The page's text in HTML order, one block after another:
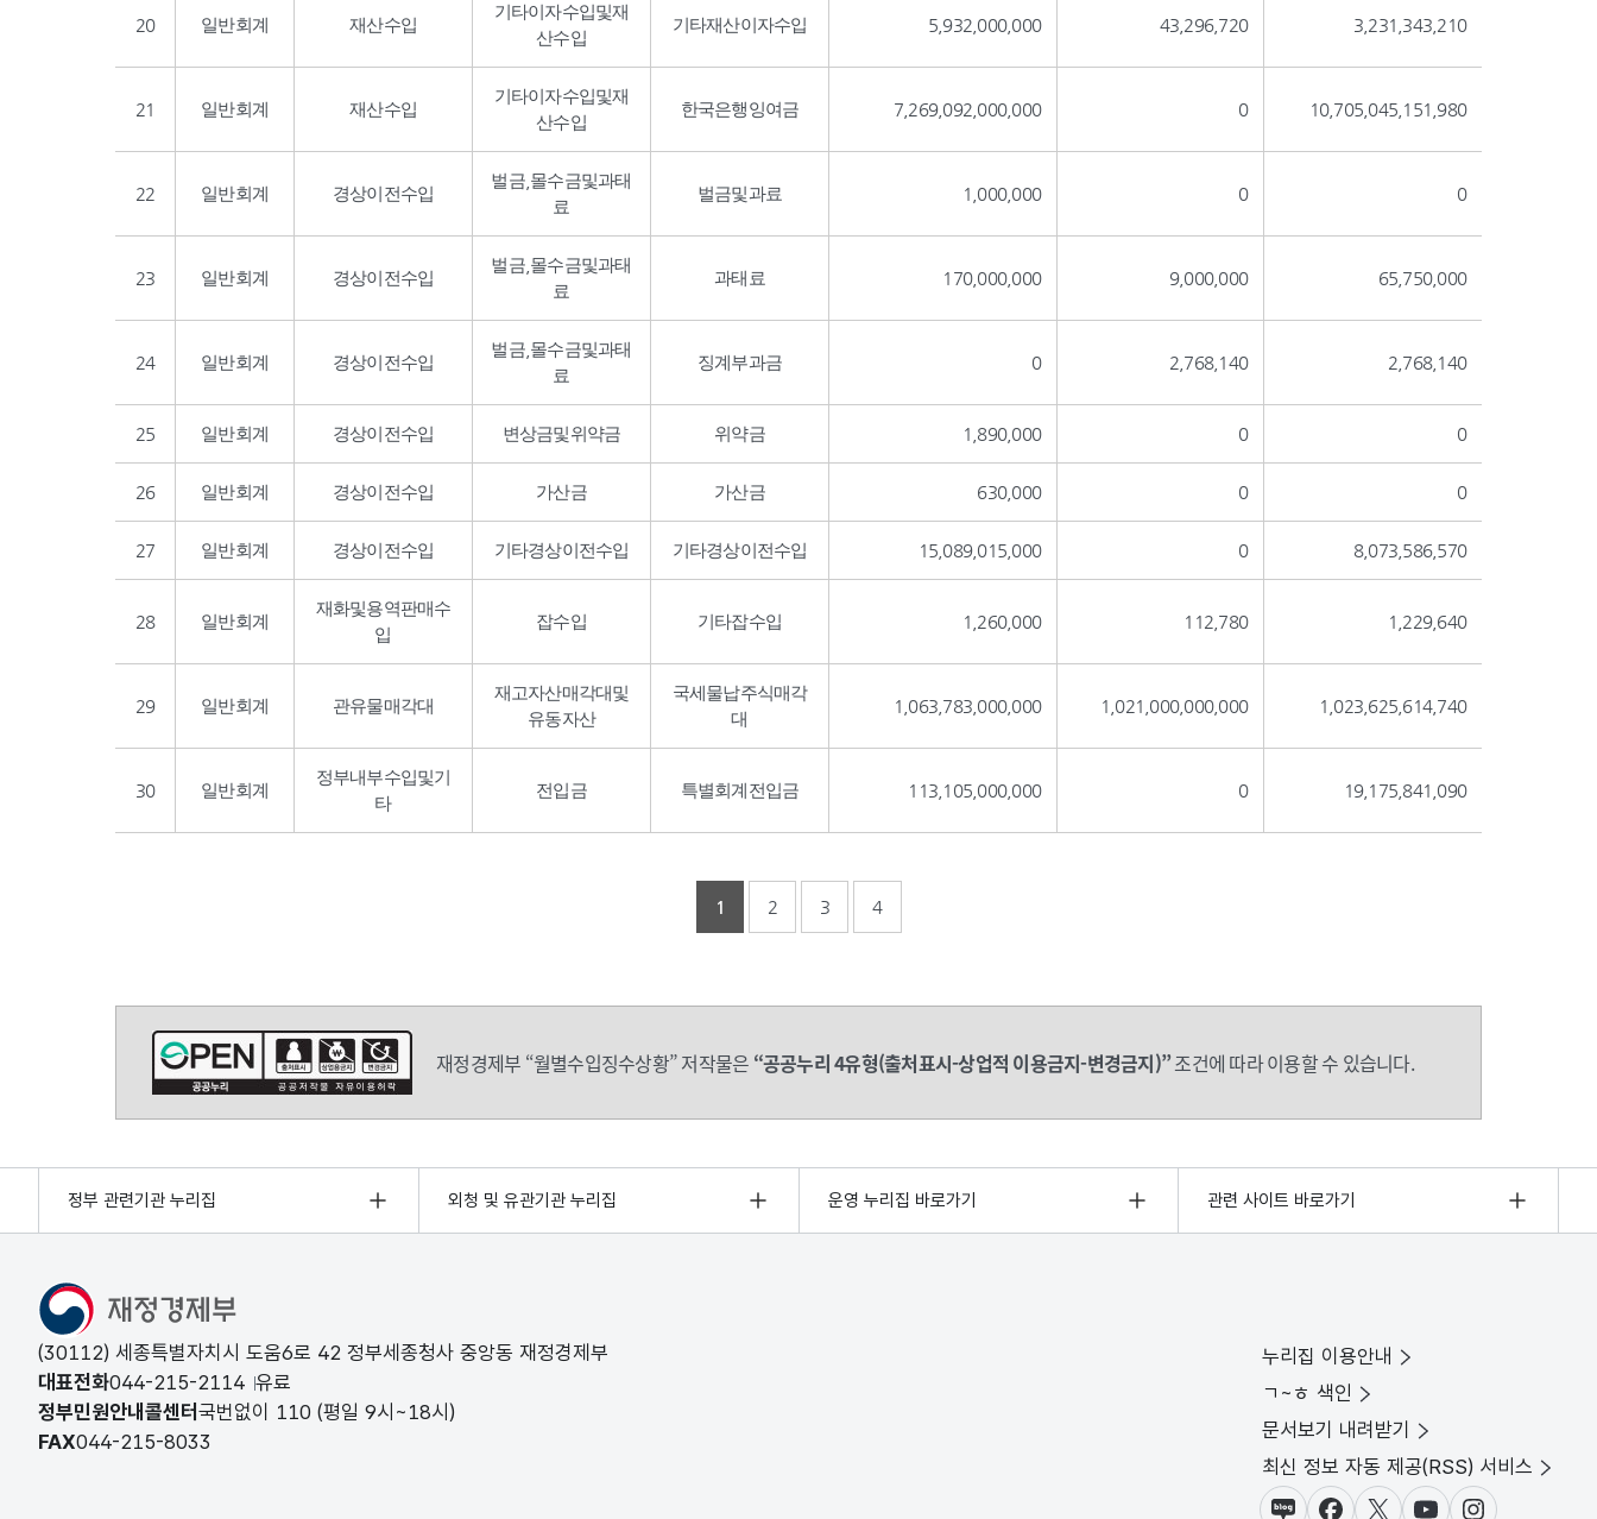
20 일반회계 재산수입
기타이자수입및재
산수입
기타재산이자수입 5,932,000,000 43,296,720 3,231,343,210
21 일반회계 재산수입
기타이자수입및재
산수입
한국은행잉여금 7,269,092,000,000 0 10,705,045,151,980
22 일반회계 경상이전수입
벌금,몰수금및과태
료
벌금및과료 1,000,000 0 0
23 일반회계 경상이전수입
벌금,몰수금및과태
료
과태료 170,000,000 9,000,000 65,750,000
24 일반회계 경상이전수입
벌금,몰수금및과태
료
징계부과금 0 2,768,140 2,768,140
25 일반회계 경상이전수입 변상금및위약금 위약금 1,890,000 0 0
26 일반회계 경상이전수입 가산금 가산금 630,000 0 0
27 일반회계 경상이전수입 기타경상이전수입 기타경상이전수입 15,089,015,000 0 8,073,586,570
28 일반회계
재화및용역판매수
입
잡수입 기타잡수입 1,260,000 112,780 1,229,640
29 일반회계 관유물매각대
재고자산매각대및
유동자산
국세물납주식매각
대
1,063,783,000,000 1,021,000,000,000 1,023,625,614,740
30 일반회계
정부내부수입및기
타
전입금 특별회계전입금 113,105,000,000 0 19,175,841,090
1 2 3 4
재정경제부 “월별수입징수상황” 저작물은 “공공누리 4유형(출처표시-상업적 이용금지-변경금지)”조건에 따라 이용할 수 있습니다.
정부 관련기관 누리집 외청 및 유관기관 누리집 운영 누리집 바로가기 관련 사이트 바로가기
(30112) 세종특별자치시 도움6로 42 정부세종청사 중앙동 재정경제부
대표전화044-215-2114 유료
정부민원안내콜센터 국번없이 110 (평일 9시~18시)
FAX044-215-8033
누리집 이용안내
ㄱ~ㅎ 색인
문서보기 내려받기
최신 정보 자동 제공(RSS) 서비스
블로그페이스북X(트위터)
유튜브인스타그램